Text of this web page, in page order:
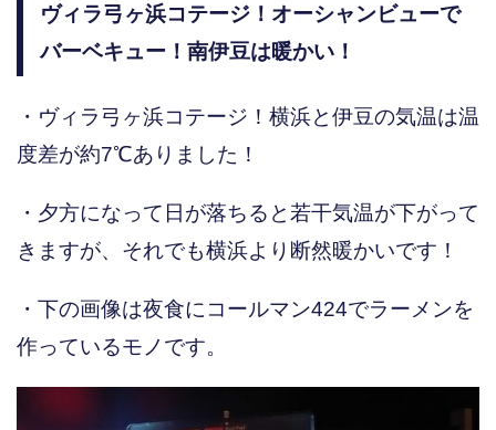
ヴィラ弓ヶ浜コテージ！オーシャンビューで
バーベキュー！南伊豆は暖かい！
・ヴィラ弓ヶ浜コテージ！横浜と伊豆の気温は温
度差が約7℃ありました！
・夕方になって日が落ちると若干気温が下がって
きますが、それでも横浜より断然暖かいです！
・下の画像は夜食にコールマン424でラーメンを
作っているモノです。